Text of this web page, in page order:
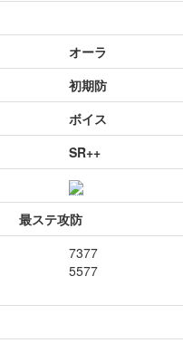
オーラ
初期防
ボイス
SR++
最ステ攻防
7377
5577